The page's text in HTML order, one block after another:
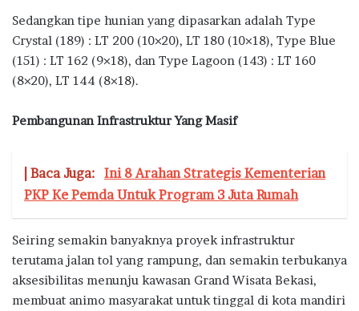
Sedangkan tipe hunian yang dipasarkan adalah Type
Crystal (189) : LT 200 (10×20), LT 180 (10×18), Type Blue
(151) : LT 162 (9×18), dan Type Lagoon (143) : LT 160
(8×20), LT 144 (8×18).
Pembangunan Infrastruktur Yang Masif
| Baca Juga: Ini 8 Arahan Strategis Kementerian
PKP Ke Pemda Untuk Program 3 Juta Rumah
Seiring semakin banyaknya proyek infrastruktur
terutama jalan tol yang rampung, dan semakin terbukanya
aksesibilitas menunju kawasan Grand Wisata Bekasi,
membuat animo masyarakat untuk tinggal di kota mandiri